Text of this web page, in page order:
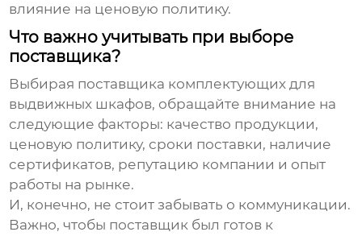
влияние на ценовую политику.
Что важно учитывать при выборе
поставщика?
Выбирая поставщика комплектующих для
выдвижных шкафов, обращайте внимание на
следующие факторы: качество продукции,
ценовую политику, сроки поставки, наличие
сертификатов, репутацию компании и опыт
работы на рынке.
И, конечно, не стоит забывать о коммуникации.
Важно, чтобы поставщик был готов к